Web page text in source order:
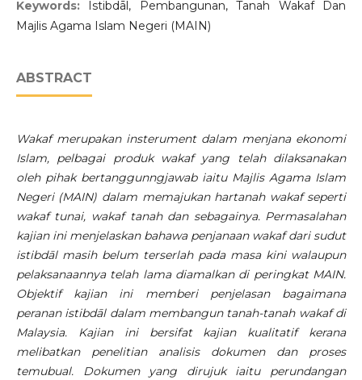
Keywords: Istibdāl, Pembangunan, Tanah Wakaf Dan
Majlis Agama Islam Negeri (MAIN)
ABSTRACT
Wakaf merupakan insterument dalam menjana ekonomi
Islam, pelbagai produk wakaf yang telah dilaksanakan
oleh pihak bertanggunngjawab iaitu Majlis Agama Islam
Negeri (MAIN) dalam memajukan hartanah wakaf seperti
wakaf tunai, wakaf tanah dan sebagainya. Permasalahan
kajian ini menjelaskan bahawa penjanaan wakaf dari sudut
istibdāl masih belum terserlah pada masa kini walaupun
pelaksanaannya telah lama diamalkan di peringkat MAIN.
Objektif kajian ini memberi penjelasan bagaimana
peranan istibdāl dalam membangun tanah-tanah wakaf di
Malaysia. Kajian ini bersifat kajian kualitatif kerana
melibatkan penelitian analisis dokumen dan proses
temubual. Dokumen yang dirujuk iaitu perundangan